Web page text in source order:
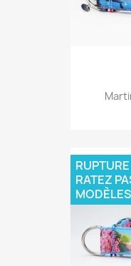
RATEZ
MODÈLES